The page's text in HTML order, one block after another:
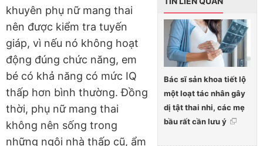
Bác sĩ sản khoa tiết lộ
một loạt tác nhân gây
dị tật thai nhi, các mẹ
bầu rất cần lưu ý
khuyên phụ nữ mang thai
nên được kiểm tra tuyến
giáp, vì nếu nó không hoạt
động đúng chức năng, em
bé có khả năng có mức IQ
thấp hơn bình thường. Đồng
thời, phụ nữ mang thai
không nên sống trong
những ngôi nhà thấp cũ, ẩm